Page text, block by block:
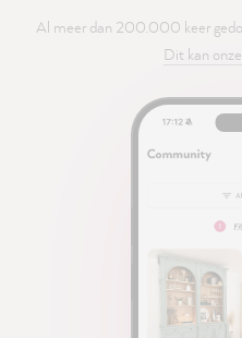
Al meer dan 200.000 keer
Dit kan